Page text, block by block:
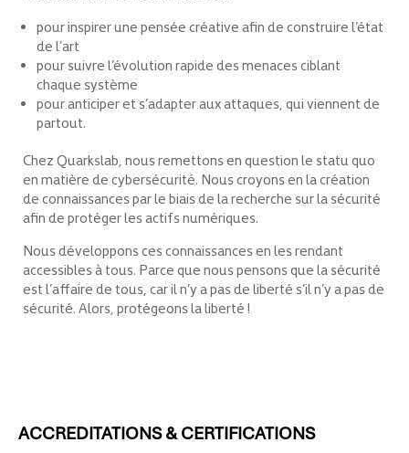
pour inspirer une pensée créative afin de construire l’état
de l’art
pour suivre l’évolution rapide des menaces ciblant
chaque système
pour anticiper et s’adapter aux attaques, qui viennent de
partout.
Chez Quarkslab, nous remettons en question le statu quo
en matière de cybersécurité. Nous croyons en la création
de connaissances par le biais de la recherche sur la sécurité
afin de protéger les actifs numériques.
Nous développons ces connaissances en les rendant
accessibles à tous. Parce que nous pensons que la sécurité
est l’affaire de tous, car il n’y a pas de liberté s’il n’y a pas de
sécurité. Alors, protégeons la liberté !
ACCREDITATIONS & CERTIFICATIONS